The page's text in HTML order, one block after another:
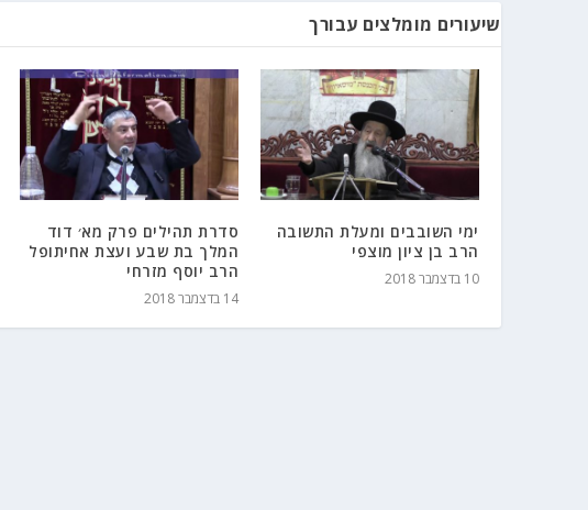
שיעורים מומלצים עבורך
ימי השובבים ומעלת התשובה
הרב בן ציון מוצפי
10 בדצמבר 2018
סדרת תהילים פרק מא׳ דוד
המלך בת שבע ועצת אחיתופל
הרב יוסף מזרחי
14 בדצמבר 2018